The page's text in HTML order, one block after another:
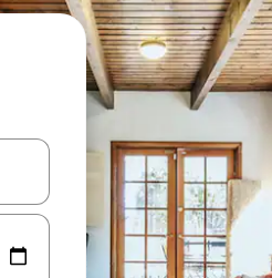
击或滑动手势浏览。